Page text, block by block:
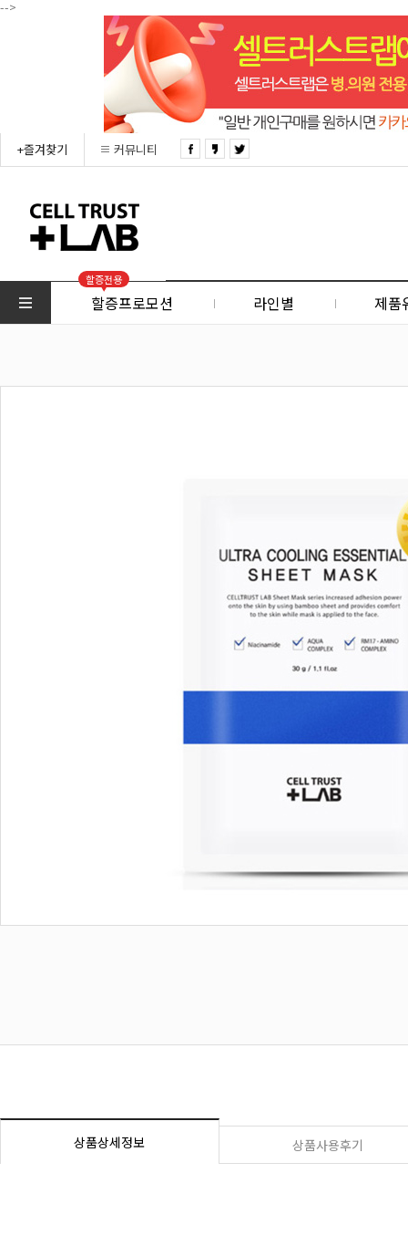
-->
+즐겨찾기 커뮤니티
할증전용
할증프로모션 라인별 제품
상품상세정보 상품사용후기